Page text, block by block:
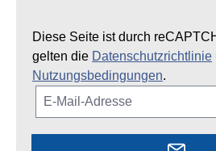
Diese Seite ist durch
gelten die Datenschutzrichtlinie
Nutzungsbedingungen.